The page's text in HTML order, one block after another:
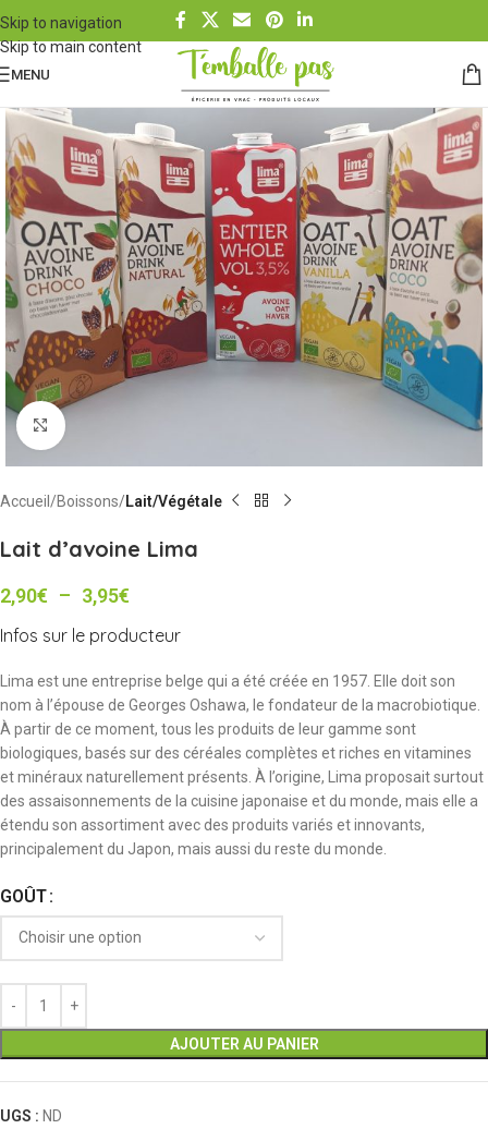
Skip to navigation
Skip to main content
MENU
Cliquez pour agrandir
Accueil Boissons Lait/Végétale
Lait d’avoine Lima
2,90€ – 3,95€
Infos sur le producteur
Lima est une entreprise belge qui a été créée en 1957. Elle doit son
nom à l’épouse de Georges Oshawa, le fondateur de la macrobiotique.
À partir de ce moment, tous les produits de leur gamme sont
biologiques, basés sur des céréales complètes et riches en vitamines
et minéraux naturellement présents. À l’origine, Lima proposait surtout
des assaisonnements de la cuisine japonaise et du monde, mais elle a
étendu son assortiment avec des produits variés et innovants,
principalement du Japon, mais aussi du reste du monde.
GOÛT
AJOUTER AU PANIER
UGS : ND